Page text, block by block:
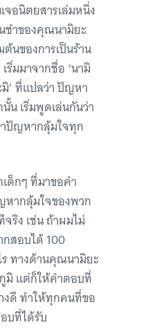
อนิตยสารเล่มหนึ่ง
ชำของคุณนามิยะ
นของการเป็นร้าน
มมาจากชื่อ ‘นามิ
มิ’ ที่แปลว่า ปัญหา
น เริ่มพูดเล่นกันว่า
ปัญหากลุ้มใจทุก
ด็กๆ ที่มาขอคำ
ากลุ้มใจของพวก
ริง เช่น ถ้าผมไม่
สอบได้ 100
ทางด้านคุณนามิยะ
มิ แต่ก็ให้คำตอบที่
ดี ทำให้ทุกคนที่ขอ
บที่ได้รับ